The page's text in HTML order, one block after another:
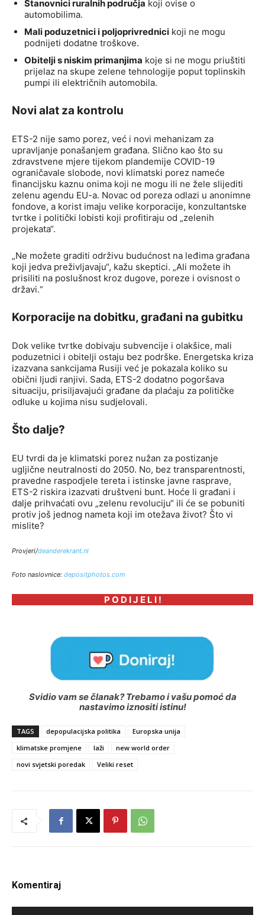
Stanovnici ruralnih područja koji ovise o
automobilima.
Mali poduzetnici i poljoprivrednici koji ne mogu
podnijeti dodatne troškove.
Obitelji s niskim primanjima koje si ne mogu priuštiti
prijelaz na skupe zelene tehnologije poput toplinskih
pumpi ili električnih automobila.
Novi alat za kontrolu
ETS-2 nije samo porez, već i novi mehanizam za
upravljanje ponašanjem građana. Slično kao što su
zdravstvene mjere tijekom plandemije COVID-19
ograničavale slobode, novi klimatski porez nameće
financijsku kaznu onima koji ne mogu ili ne žele slijediti
zelenu agendu EU-a. Novac od poreza odlazi u anonimne
fondove, a korist imaju velike korporacije, konzultantske
tvrtke i politički lobisti koji profitiraju od „zelenih
projekata“.
„Ne možete graditi održivu budućnost na leđima građana
koji jedva preživljavaju“, kažu skeptici. „Ali možete ih
prisiliti na poslušnost kroz dugove, poreze i ovisnost o
državi.“
Korporacije na dobitku, građani na gubitku
Dok velike tvrtke dobivaju subvencije i olakšice, mali
poduzetnici i obitelji ostaju bez podrške. Energetska kriza
izazvana sankcijama Rusiji već je pokazala koliko su
obični ljudi ranjivi. Sada, ETS-2 dodatno pogoršava
situaciju, prisiljavajući građane da plaćaju za političke
odluke u kojima nisu sudjelovali.
Što dalje?
EU tvrdi da je klimatski porez nužan za postizanje
ugljične neutralnosti do 2050. No, bez transparentnosti,
pravedne raspodjele tereta i istinske javne rasprave,
ETS-2 riskira izazvati društveni bunt. Hoće li građani i
dalje prihvaćati ovu „zelenu revoluciju“ ili će se pobuniti
protiv još jednog nameta koji im otežava život? Što vi
mislite?
Provjeri/deanderekrant.nl
Foto naslovnice: depositphotos.com
P O D I J E L I !
Svidio vam se članak? Trebamo i vašu pomoć da
nastavimo iznositi istinu!
TAGS depopulacijska politika
Europska unija
klimatske promjene
laži
new world order
novi svjetski poredak
Veliki reset
Komentiraj